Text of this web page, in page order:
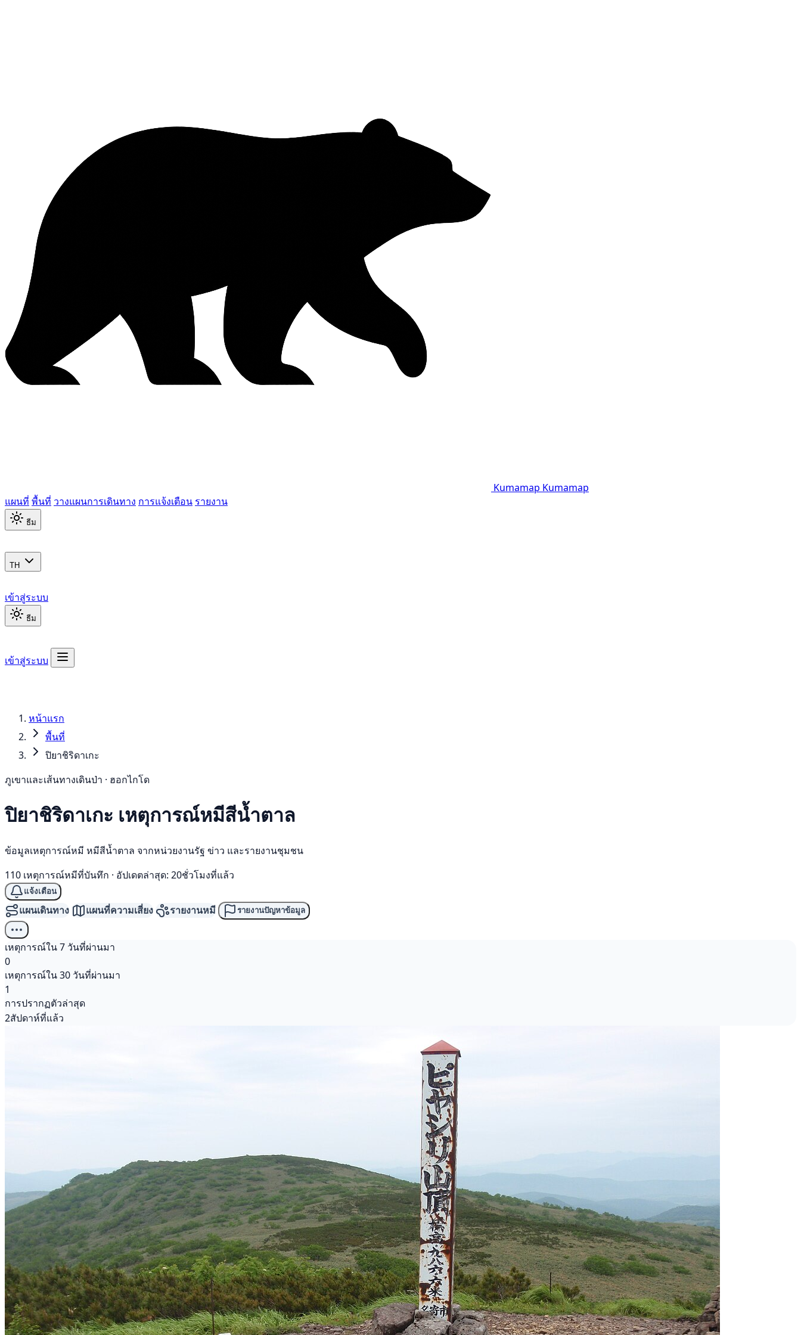
Kumamap Kumamap
แผนที่ พื้นที่ วางแผนการเดินทาง การแจ้งเตือน รายงาน
ธีม
TH
เข้าสู่ระบบ
ธีม
เข้าสู่ระบบ
หน้าแรก
พื้นที่
ปิยาชิริดาเกะ
ภูเขาและเส้นทางเดินป่า · ฮอกไกโด
ปิยาชิริดาเกะ เหตุการณ์หมีสีน้ำตาล
ข้อมูลเหตุการณ์หมี หมีสีน้ำตาล จากหน่วยงานรัฐ ข่าว และรายงานชุมชน
110 เหตุการณ์หมีที่บันทึก · อัปเดตล่าสุด: 20ชั่วโมงที่แล้ว
แจ้งเตือน
แผนเดินทาง แผนที่ความเสี่ยง รายงานหมี รายงานปัญหาข้อมูล
เหตุการณ์ใน 7 วันที่ผ่านมา
0
เหตุการณ์ใน 30 วันที่ผ่านมา
1
การปรากฏตัวล่าสุด
2สัปดาห์ที่แล้ว